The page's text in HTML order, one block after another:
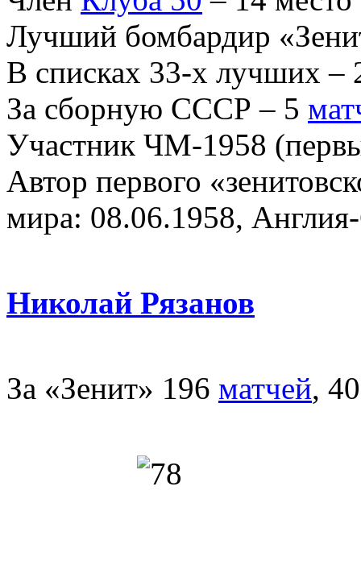
Лучший бомбардир
В списках 33-х лучших –
За сборную СССР – 5
Участник ЧМ-1958
Автор первого
мира: 08.06.1958,
Николай Рязанов
За «Зенит» 196 матчей,